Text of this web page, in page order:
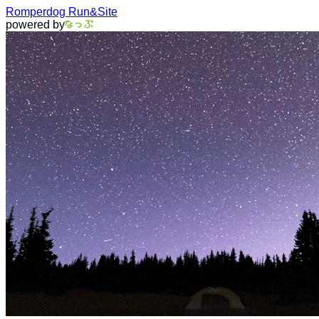
Romperdog Run&Site
powered by